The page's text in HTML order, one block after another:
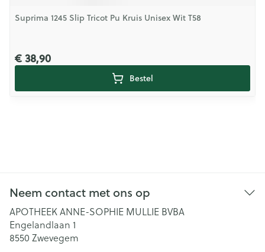
Suprima 1245 Slip Tricot Pu Kruis Unisex Wit T58
€ 38,90
Bestel
Neem contact met ons op
APOTHEEK ANNE-SOPHIE MULLIE BVBA
Engelandlaan 1
8550 Zwevegem